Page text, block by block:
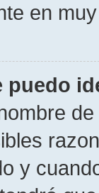
en
puedo
y